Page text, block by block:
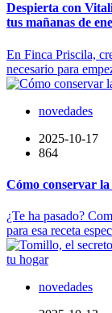
Despierta con
tus mañanas de
En Finca Priscila,
necesario para
novedades
2025-10-17
864
Cómo conservar la
¿Te ha pasado?
para esa receta
novedades